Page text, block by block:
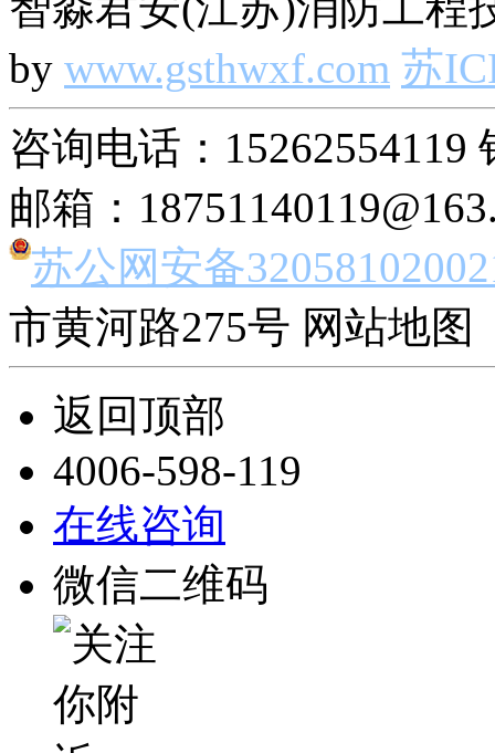
by www.gsthwxf.com 苏
咨询电话：15262554119
邮箱：
苏公网安备
市黄河路275号 网站地图
返回顶部
4006-598-119
在线咨询
微信二维码